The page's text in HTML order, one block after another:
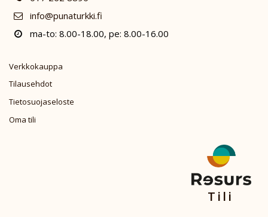
info@punaturkki.fi
ma-to: 8.00-18.00, pe: 8.00-16.00
Verkkokauppa
Tilausehdot
Tietosuojaseloste
Oma tili
Tili